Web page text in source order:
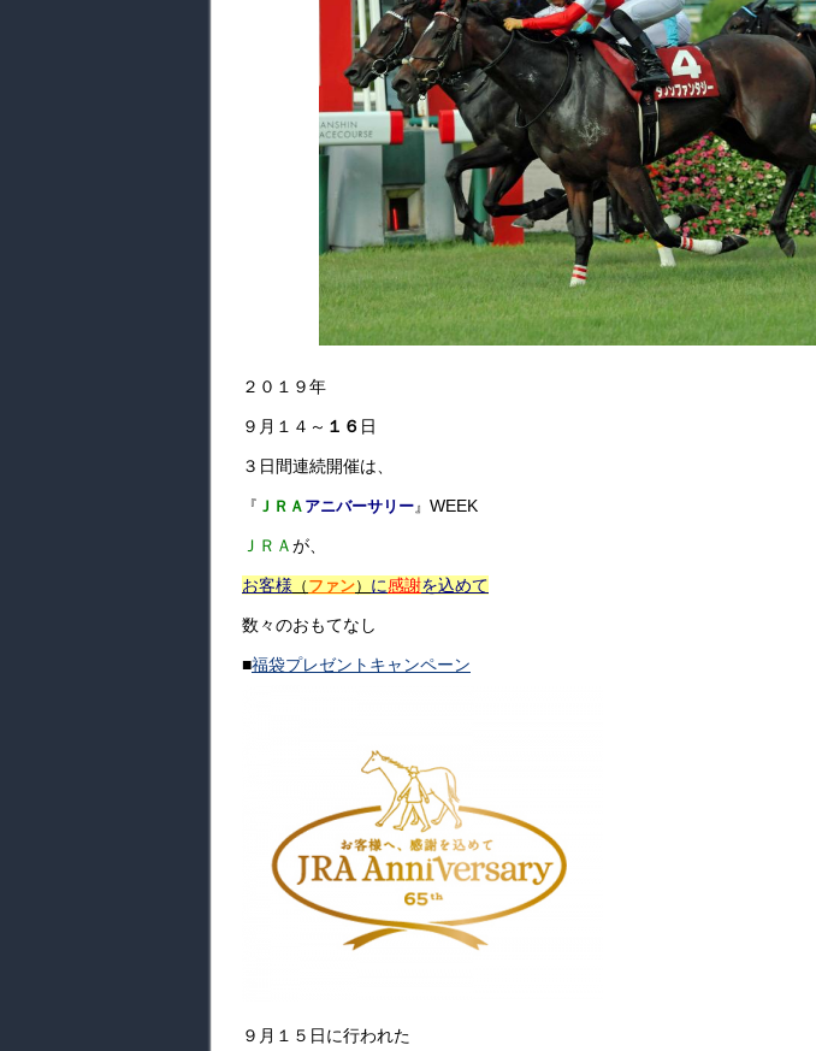
２０１９年
９月１４～ １６ 日
３日間連続開催は、
『 ＪＲＡ アニバーサリー』 WEEK
ＪＲＡが、
お客様 （ ファン） に感謝を込めて
数々のおもてなし
■福袋プレゼントキャンペーン
９月１５日に行われた